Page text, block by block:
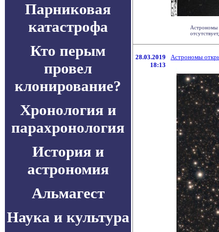
Парниковая
катастрофа
Кто перым
провел
клонирование?
Хронология и
парахронология
История и
астрономия
Альмагест
Наука и культура
Астрономы
28.03.2019
18:13
Астрономы